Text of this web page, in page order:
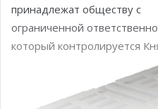
принадлежат обществу с
ограниченной
который контролируется